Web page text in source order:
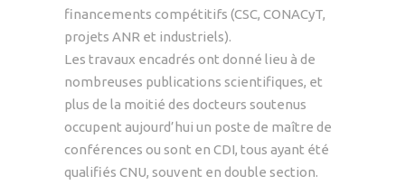
financements compétitifs (CSC, CONACyT,
projets ANR et industriels).
Les travaux encadrés ont donné lieu à de
nombreuses publications scientifiques, et
plus de la moitié des docteurs soutenus
occupent aujourd’hui un poste de maître de
conférences ou sont en CDI, tous ayant été
qualifiés CNU, souvent en double section.